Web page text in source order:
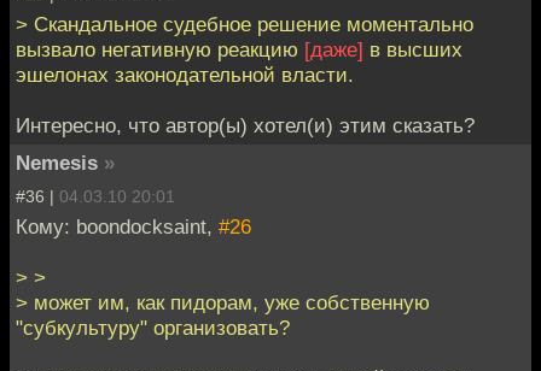
> Скандальное судебное решение моментально
вызвало негативную реакцию [даже] в высших
эшелонах законодательной власти.
Интересно, что автор(ы) хотел(и) этим сказать?
Nemesis »
#36 | 04.03.10 20:01
Кому: boondocksaint, #26
> >
> может им, как пидорам, уже собственную
"субкультуру" организовать?